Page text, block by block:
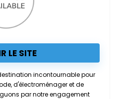
LE SITE
incontournable pour
d'électroménager et de
par notre engagement